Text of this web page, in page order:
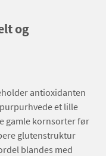
og
antioxidanten
et lille
gamle kornsorter før
glutenstruktur
blandes med